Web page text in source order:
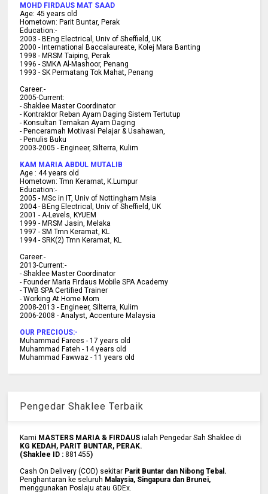
MOHD FIRDAUS MAT SAAD
Age: 45 years old
Hometown: Parit Buntar, Perak
Education:-
2003 -BEng Electrical, Univ of Sheffield, UK
2000 -International Baccalaureate, Kolej Mara Banting
1998 -MRSM Taiping, Perak
1996 - SMKA Al-Mashoor, Penang
1993 - SK Permatang Tok Mahat, Penang
Career:-
2005-Current:
- Shaklee Master Coordinator
- Kontraktor Reban Ayam Daging Sistem Tertutup
- Konsultan Ternakan Ayam Daging
- Penceramah Motivasi Pelajar & Usahawan,
- Penulis Buku
2003-2005 -Engineer, Silterra, Kulim
KAM MARIA ABDUL MUTALIB
Age : 44 years old
Hometown: Tmn Keramat, K.Lumpur
Education:-
2005 - MSc in IT, Univ of Nottingham Msia
2004 -BEng Electrical, Univ of Sheffield, UK
2001 - A-Levels, KYUEM
1999 -MRSM Jasin, Melaka
1997 -SM Tmn Keramat, KL
1994 -SRK(2) Tmn Keramat, KL
Career:-
2013-Current:-
- Shaklee Master Coordinator
- Founder Maria Firdaus Mobile SPA Academy
- TWB SPA Certified Trainer
- Working At Home Mom
2008-2013 - Engineer, Silterra, Kulim
2006-2008 - Analyst, Accenture Malaysia
OUR PRECIOUS:-
Muhammad Farees - 17 years old
Muhammad Fateh - 14 years old
Muhammad Fawwaz - 11 years old
Pengedar Shaklee Terbaik
Kami MASTERS MARIA & FIRDAUS ialah Pengedar Sah Shaklee di
KG KEDAH, PARIT BUNTAR, PERAK.
(Shaklee ID :881455)
Cash On Delivery (COD) sekitar Parit Buntar dan Nibong Tebal.
Penghantaran ke seluruh Malaysia, Singapura dan Brunei,
menggunakan Poslaju atau GDEx.